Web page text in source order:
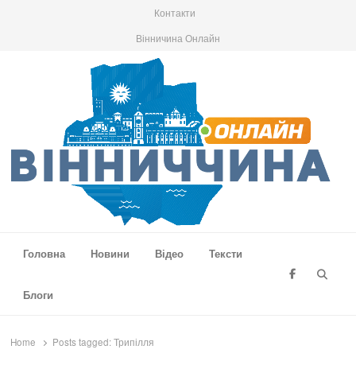
Контакти
Вінничина Онлайн
Головна
Новини Відео Тексти
Блоги
Home Posts tagged:Трипілля